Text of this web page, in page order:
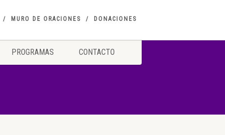
MURO DE ORACIONES DONACIONES
PROGRAMAS CONTACTO